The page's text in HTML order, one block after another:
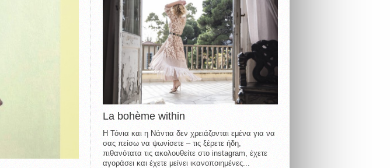
La bohème within
Η Τόνια και η Νάντια δεν χρειάζονται εμένα για να
σας πείσω να ψωνίσετε – τις ξέρετε ήδη,
πιθανότατα τις ακολουθείτε στο instagram, έχετε
αγοράσει και έχετε μείνει ικανοποιημένες...